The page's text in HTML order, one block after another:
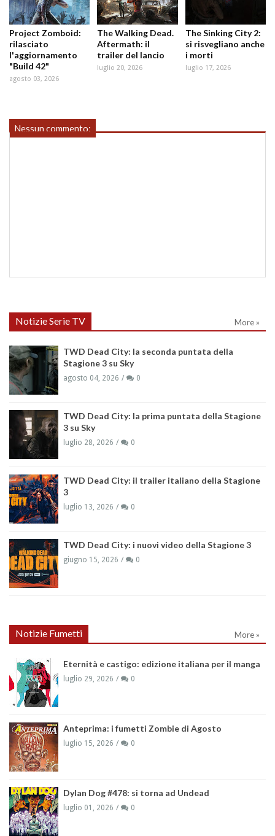
Project Zomboid:
rilasciato
l'aggiornamento
"Build 42"
agosto 03, 2026
The Walking Dead.
Aftermath: il
trailer del lancio
luglio 20, 2026
The Sinking City 2:
si risvegliano anche
i morti
luglio 17, 2026
Nessun commento:
Notizie Serie TV More »
TWD Dead City: la seconda puntata della
Stagione 3 su Sky
agosto 04, 2026 0
TWD Dead City: la prima puntata della Stagione
3 su Sky
luglio 28, 2026 0
TWD Dead City: il trailer italiano della Stagione
3
luglio 13, 2026 0
TWD Dead City: i nuovi video della Stagione 3
giugno 15, 2026 0
Notizie Fumetti More »
Eternità e castigo: edizione italiana per il manga
luglio 29, 2026 0
Anteprima: i fumetti Zombie di Agosto
luglio 15, 2026 0
Dylan Dog #478: si torna ad Undead
luglio 01, 2026 0